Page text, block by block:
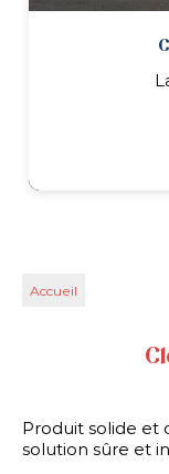
CLÔTURE
La clôture
CLÔTURE
du bois et la
longévité
Accueil
Produit solide et
solution sûre et